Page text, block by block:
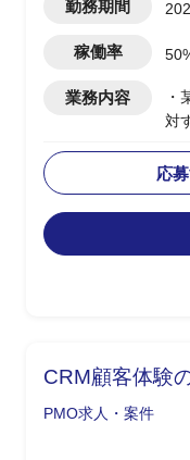
勤務期間
稼働率
業務内容
・
対
ィ
に
・
基
応
CRM顧客体験
PMO求人・案件